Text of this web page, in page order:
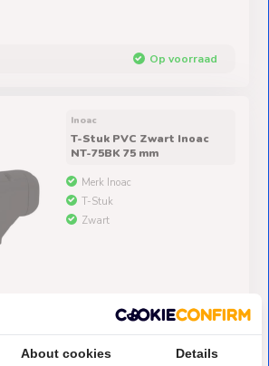
Op voorraad
Inoac
T-Stuk PVC Zwart Inoac
NT-75BK 75 mm
Merk Inoac
T-Stuk
Zwart
Op voorraad
About cookies Details